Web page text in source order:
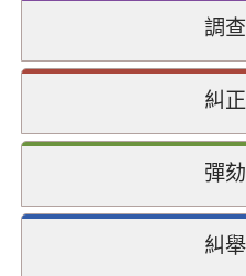
調
糾
彈
糾